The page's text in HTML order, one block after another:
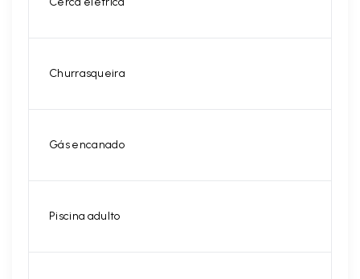
Churrasqueira
Gás encanado
Piscina adulto